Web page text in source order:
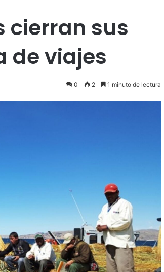
cierran sus
de viajes
0 2 1 minuto de lectura